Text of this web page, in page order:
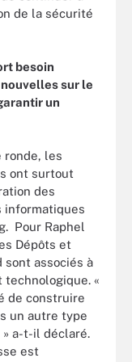
de la sécurité
besoin
sur le
un
ronde, les
ont surtout
des
informatiques
Pour Raphel
Dépôts et
sont associés à
technologique. «
de construire
un autre type
a-t-il déclaré.
est